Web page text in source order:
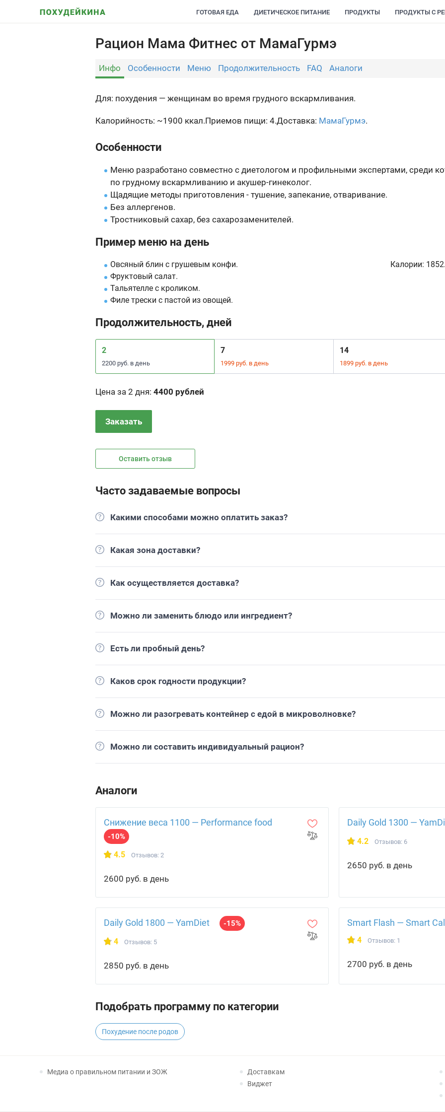
ГОТОВАЯ ЕДА ДИЕТИЧЕСКОЕ ПИТАНИЕ ПРОДУКТЫ ПРОДУКТЫ С
Рацион Мама Фитнес от МамаГурмэ
Инфо Особенности Меню Продолжительность FAQ Аналоги
Для: похудения — женщинам во время грудного вскармливания.
Калорийность: ~1900 ккал.Приемов пищи: 4.Доставка: МамаГурмэ.
Особенности
Меню разработано совместно с диетологом и профильными экспертами, среди
по грудному вскармливанию и акушер-гинеколог.
Щадящие методы приготовления - тушение, запекание, отваривание.
Без аллергенов.
Тростниковый сахар, без сахарозаменителей.
Пример меню на день
Овсяный блин с грушевым конфи.
Фруктовый салат.
Тальятелле с кроликом.
Филе трески с пастой из овощей.
Калории: 1852.
Продолжительность, дней
2
2200 руб. в день
7
1999 руб. в день
14
1899 руб. в день
Цена за 2 дня: 4400 рублей
Заказать
Оставить отзыв
Часто задаваемые вопросы
Какими способами можно оплатить заказ?
Какая зона доставки?
Как осуществляется доставка?
Можно ли заменить блюдо или ингредиент?
Есть ли пробный день?
Каков срок годности продукции?
Можно ли разогревать контейнер с едой в микроволновке?
Можно ли составить индивидуальный рацион?
Аналоги
Снижение веса 1100 — Performance food
-10%
4.5 Отзывов: 2
2600 руб. в день
Daily Gold 1300 —
4.2 Отзывов: 6
2650 руб. в день
Daily Gold 1800 — YamDiet -15%
4 Отзывов: 5
2850 руб. в день
Smart Flash — Smart
4 Отзывов: 1
2700 руб. в день
Подобрать программу по категории
Похудение после родов
Медиа о правильном питании и ЗОЖ
Доставкам
Виджет